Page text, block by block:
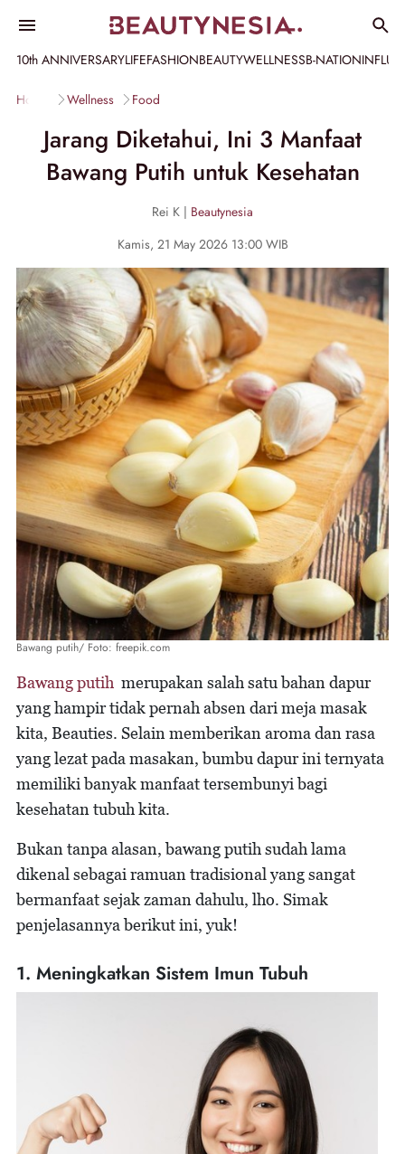
10th ANNIVERSARYLIFEFASHIONBEAUTYWELLNESSB-NATION
Home Wellness Food
Jarang Diketahui, Ini 3 Manfaat
Bawang Putih untuk Kesehatan
Rei K | Beautynesia
Kamis, 21 May 2026 13:00 WIB
Bawang putih/ Foto: freepik.com
Bawang putih merupakan salah satu bahan dapur
yang hampir tidak pernah absen dari meja masak
kita, Beauties. Selain memberikan aroma dan rasa
yang lezat pada masakan, bumbu dapur ini ternyata
memiliki banyak manfaat tersembunyi bagi
kesehatan tubuh kita.
Bukan tanpa alasan, bawang putih sudah lama
dikenal sebagai ramuan tradisional yang sangat
bermanfaat sejak zaman dahulu, lho. Simak
penjelasannya berikut ini, yuk!
1. Meningkatkan Sistem Imun Tubuh